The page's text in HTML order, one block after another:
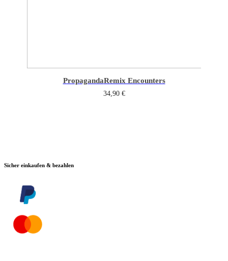
PropagandaRemix Encounters
34,90 €
Sicher einkaufen & bezahlen